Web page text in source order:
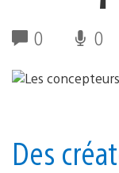
0 0
Des